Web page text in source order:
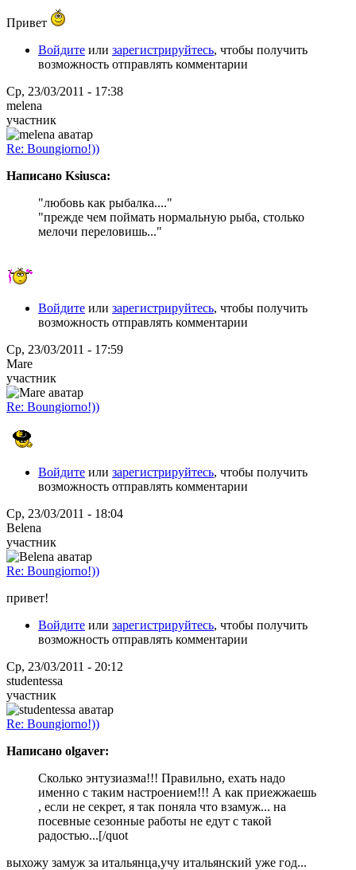
Привет
Войдите или зарегистрируйтесь, чтобы получить
возможность отправлять комментарии
Ср, 23/03/2011 - 17:38
melena
участник
Re: Boungiorno!))
Написано Ksiusca:
"любовь как рыбалка...."
"прежде чем поймать нормальную рыба, столько
мелочи переловишь..."
Войдите или зарегистрируйтесь, чтобы получить
возможность отправлять комментарии
Ср, 23/03/2011 - 17:59
Mare
участник
Re: Boungiorno!))
Войдите или зарегистрируйтесь, чтобы получить
возможность отправлять комментарии
Ср, 23/03/2011 - 18:04
Belena
участник
Re: Boungiorno!))
привет!
Войдите или зарегистрируйтесь, чтобы получить
возможность отправлять комментарии
Ср, 23/03/2011 - 20:12
studentessa
участник
Re: Boungiorno!))
Написано olgaver:
Сколько энтузиазма!!! Правильно, ехать надо
именно с таким настроением!!! А как приежжаешь
, если не секрет, я так поняла что взамуж... на
посевные сезонные работы не едут с такой
радостью...[/quot
выхожу замуж за итальянца,учу итальянский уже год...